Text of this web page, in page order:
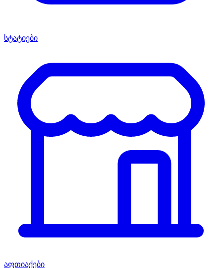
სტატიები
აფთიაქები